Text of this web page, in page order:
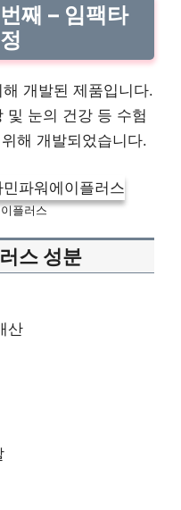
째 – 임팩타
개발된 제품입니다.
및 눈의 건강 등 수험
해 개발되었습니다.
플러스
스 성분
산